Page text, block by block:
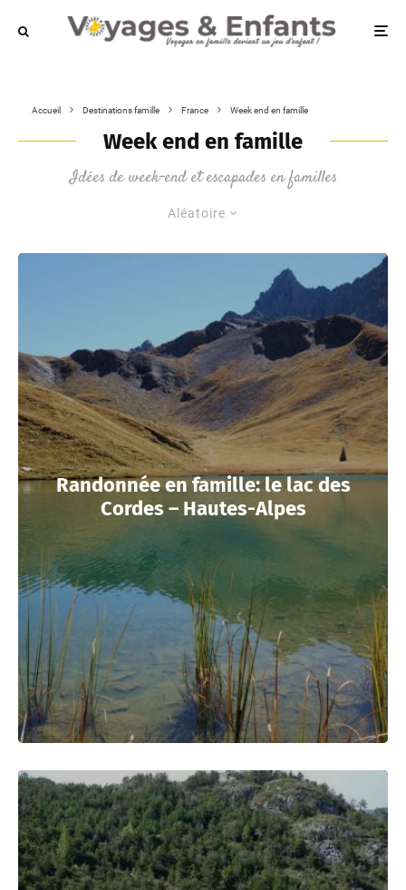
Accueil Destinations famille France Week end en famille
Week end en famille
Idées de week-end et escapades en familles
Aléatoire
Randonnée en famille: le lac des
Cordes – Hautes-Alpes